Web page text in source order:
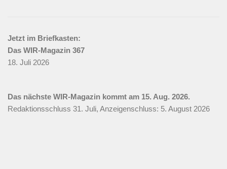
Jetzt im Briefkasten:
Das WIR-Magazin 367
18. Juli 2026
Das nächste WIR-Magazin kommt am 15. Aug. 2026.
Redaktionsschluss 31. Juli, Anzeigenschluss: 5. August 2026